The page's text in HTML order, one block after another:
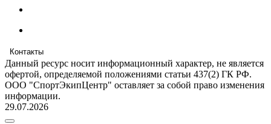
Контакты
Данный ресурс носит информационный характер, не является
офертой, определяемой положениями статьи 437(2) ГК РФ.
ООО "СпортЭкипЦентр" оставляет за собой право изменения
информации.
29.07.2026